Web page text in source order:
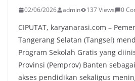
02/06/2026 admin 137 Views 0
CIPUTAT, karyanarasi.com –
Tangerang Selatan (Tangsel)
Program Sekolah Gratis yang
Provinsi (Pemprov) Banten
akses pendidikan sekaligus